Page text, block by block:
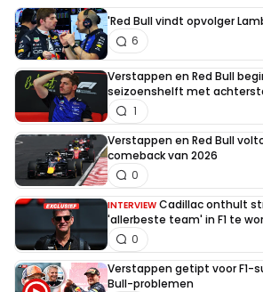
'Red Bull vindt opvolger
6
Verstappen en Red Bull
seizoenshelft met
1
Verstappen en Red Bull
comeback van 2026
0
INTERVIEW Cadillac onthult
'allerbeste team' in F1 te
0
Verstappen getipt voor F1-
Bull-problemen